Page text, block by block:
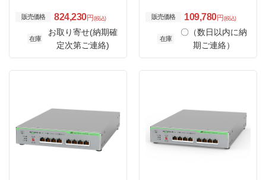
販売価格 824,230円 (税込)
在庫
お取り寄せ(納期確
定次第ご連絡)
販売価格 109,780円 (税込)
在庫
〇（数日以内に納
期ご連絡）